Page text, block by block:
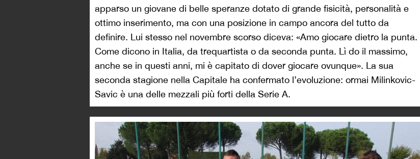
apparso un giovane di belle speranze dotato di grande fisicità, personalità e
ottimo inserimento, ma con una posizione in campo ancora del tutto da
definire. Lui stesso nel novembre scorso diceva: «Amo giocare dietro la punta.
Come dicono in Italia, da trequartista o da seconda punta. Lì do il massimo,
anche se in questi anni, mi è capitato di dover giocare ovunque». La sua
seconda stagione nella Capitale ha confermato l’evoluzione: ormai Milinkovic-
Savic è una delle mezzali più forti della Serie A.